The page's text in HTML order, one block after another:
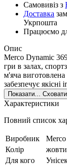
Самовивіз з
Доставка
Укрпошта
Працюємо
Опис
Merco Dynamic
гри в залах,
м'яча виготовлена
забезпечує якісні
Показати...
Характеристики
Повний список
Виробник
Merco
Колір
Для кого